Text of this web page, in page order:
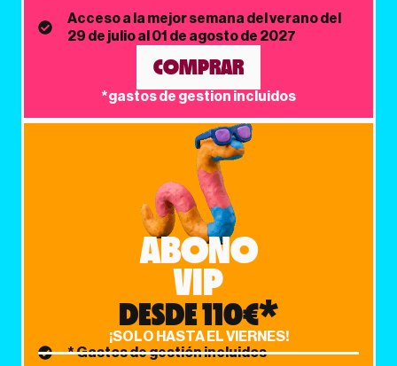
Acceso a la mejor semana del verano del
29 de julio al 01 de agosto de 2027
COMPRAR
*gastos de gestion incluidos
ABONO
VIP
DESDE 110€*
¡SOLO HASTA EL VIERNES!
* Gastos de gestión incluidos